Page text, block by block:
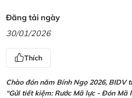
Đăng tải ngày
30/01/2026
Thích
Chào đón năm Bính Ngọ 2026, BIDV
“Gửi tiết kiệm: Rước Mã lực - Đón Mã